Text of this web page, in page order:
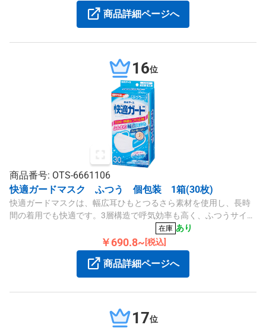
商品詳細ページへ
16位
商品番号: OTS-6661106
快適ガードマスク ふつう 個包装 1箱(30枚)
快適ガードマスクは、幅広耳ひもとつるさら素材を使用し、長時
間の着用でも快適です。3層構造で呼気効率も高く、ふつうサイズ
在庫 あり
￥690.8~ [税込]
商品詳細ページへ
17位